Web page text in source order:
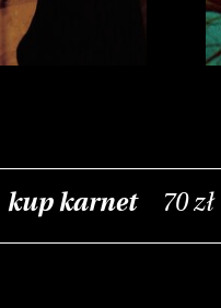
kup karnet 70 zł